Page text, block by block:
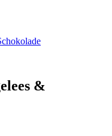
&